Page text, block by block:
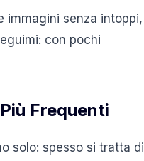
immagini senza intoppi,
con pochi
Frequenti
solo: spesso si tratta di